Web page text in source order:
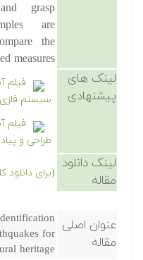
grasp
are
the
measures.
لینک های
پیشنهادی
فیلم
سیستم
فیلم
طراحی و
لینک دانلود
مقاله
(برای دانلود
عنوان اصلی
مقاله
for
heritage